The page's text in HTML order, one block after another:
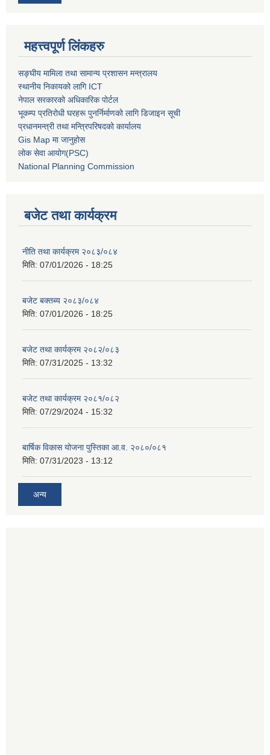
महत्त्वपूर्ण लिंकहरु
सङ्घीय मामिला तथा सामान्य प्रशासन मन्त्रालय
स्थानीय निकायको लागि ICT
नेपाल सरकारको अधिकारिक पोर्टल
भूकम्प प्रतिरोधी घरहरू पुनर्निर्माणको लागि डिजाइन सूची
प्रधानमन्त्री तथा मन्त्रिपरिषदको कार्यालय
Gis Map मा जानुहोस
लोक सेवा आयोग(PSC)
National Planning Commission
बजेट तथा कार्यक्रम
नीति तथा कार्यक्रम २०८३/०८४
मिति: 07/01/2026 - 18:25
बजेट बक्तब्य २०८३/०८४
मिति: 07/01/2026 - 18:25
बजेट तथा कार्यक्रम २०८२/०८३
मिति: 07/31/2025 - 13:32
बजेट तथा कार्यक्रम २०८१/०८२
मिति: 07/29/2024 - 15:32
बार्षिक विकास योजना पुस्तिका आ.व. २०८०/०८१
मिति: 07/31/2023 - 13:12
अन्य